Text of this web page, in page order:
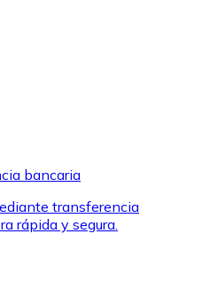
con efectivo en tu tienda más
para comprar
bancaria
transferencia
rápida y segura.